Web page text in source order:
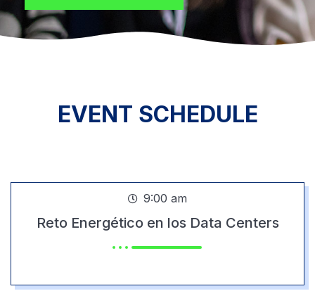
EVENT SCHEDULE
9:00 am
Reto Energético en los Data Centers